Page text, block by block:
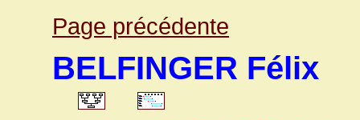
Page précédente
BELFINGER Félix